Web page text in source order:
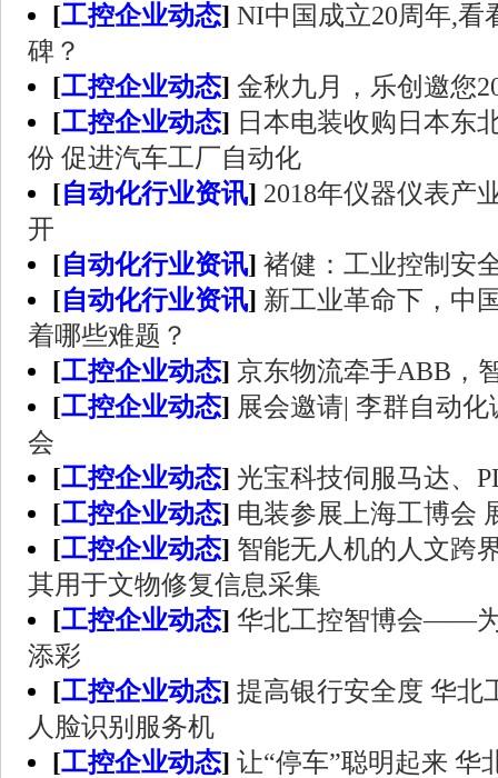
[工控企业动态] NI中国成立20周年,看
碑？
[工控企业动态] 金秋九月，乐创邀您
[工控企业动态] 日本电装收购日本东
份 促进汽车工厂自动化
[自动化行业资讯] 2018年仪器仪表产
开
[自动化行业资讯] 褚健：工业控制安
[自动化行业资讯] 新工业革命下，中
着哪些难题？
[工控企业动态] 京东物流牵手ABB，
[工控企业动态] 展会邀请| 李群自动
会
[工控企业动态] 光宝科技伺服马达、
[工控企业动态] 电装参展上海工博会
[工控企业动态] 智能无人机的人文
其用于文物修复信息采集
[工控企业动态] 华北工控智博会——
添彩
[工控企业动态] 提高银行安全度 华北
人脸识别服务机
[工控企业动态] 让“停车”聪明起来 华